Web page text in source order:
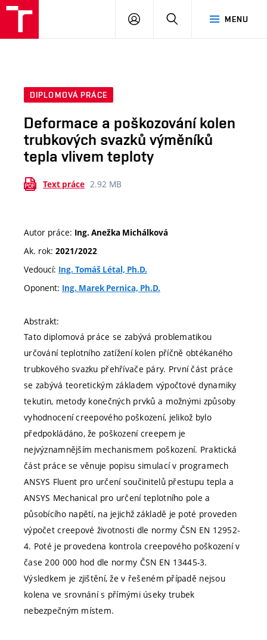
MENU
PŘIHLÁSIT
DIPLOMOVÁ PRÁCE
Deformace a poškozování kolen
trubkových svazků výměníků
tepla vlivem teploty
Text práce 2.92 MB
Autor práce: Ing. Anežka Michálková
Ak. rok: 2021/2022
Vedoucí: Ing. Tomáš Létal, Ph.D.
Oponent: Ing. Marek Pernica, Ph.D.
Abstrakt:
Tato diplomová práce se zabývá problematikou
určování teplotního zatížení kolen příčně obtékaného
trubkového svazku přehřívače páry. První část práce
se zabývá teoretickým základem výpočtové dynamiky
tekutin, metody konečných prvků a možnými způsoby
vyhodnocení creepového poškození, jelikož bylo
předpokládáno, že poškození creepem je
nejvýznamnějším mechanismem poškození. Praktická
část práce se věnuje popisu simulací v programech
ANSYS Fluent pro určení součinitelů přestupu tepla a
ANSYS Mechanical pro určení teplotního pole a
působícího napětí, na jejichž základě je poté proveden
výpočet creepové životnosti dle normy ČSN EN 12952-
4. Poté je provedena kontrola creepového poškození v
čase 200 000 hod dle normy ČSN EN 13445-3.
Výsledkem je zjištění, že v řešeném případě nejsou
kolena ve srovnání s přímými úseky trubek
nebezpečným místem.